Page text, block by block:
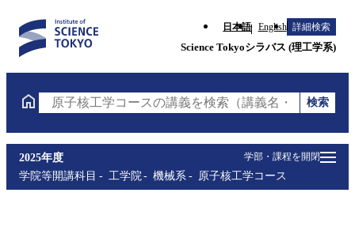
日本語 English 詳細検索
Science Tokyoシラバス (理工学系)
原子核工学コースの講義を検索（講義名・科目コード
検索
学部・課程を開閉
2025年度
学院等開講科目
工学院 機械系 原子核工学コース